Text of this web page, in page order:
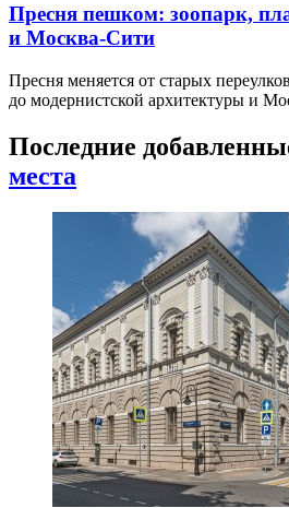
Пресня пешком: зоопарк,
и Москва-Сити
Пресня меняется от старых
до модернистской архитектуры и
Последние
места